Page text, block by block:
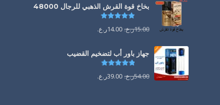
بخاخ قوة القرش الذهبي للرجال 48000
تم التقييم
15.00ر.ع. 14.00ر.ع.
جهاز باور أب لتضخيم القضيب
تم التقييم
54.00ر.ع. 39.00ر.ع.